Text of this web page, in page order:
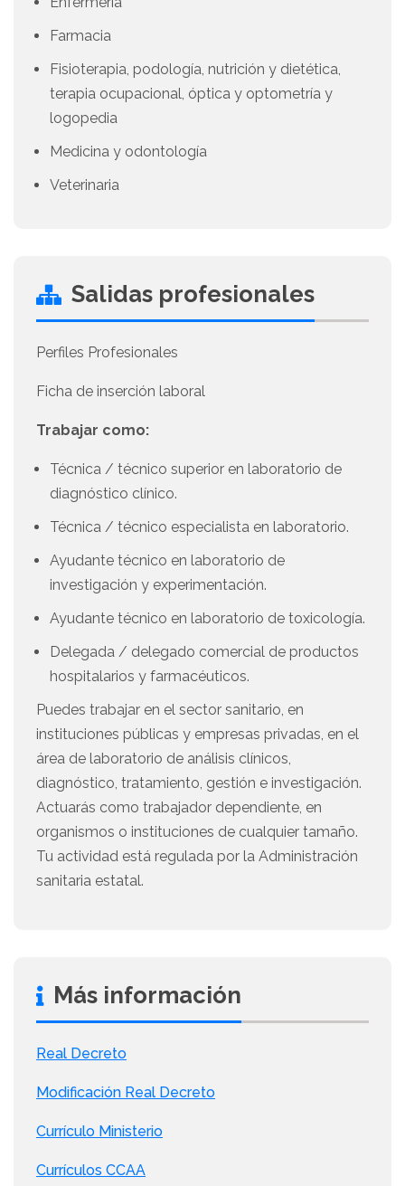
Farmacia
Fisioterapia, podología, nutrición y dietética,
terapia ocupacional, óptica y optometría y
logopedia
Medicina y odontología
Veterinaria
Salidas profesionales
Perfiles Profesionales
Ficha de inserción laboral
Trabajar como:
Técnica / técnico superior en laboratorio de
diagnóstico clínico.
Técnica / técnico especialista en laboratorio.
Ayudante técnico en laboratorio de
investigación y experimentación.
Ayudante técnico en laboratorio de toxicología.
Delegada / delegado comercial de productos
hospitalarios y farmacéuticos.
Puedes trabajar en el sector sanitario, en
instituciones públicas y empresas privadas, en el
área de laboratorio de análisis clínicos,
diagnóstico, tratamiento, gestión e investigación.
Actuarás como trabajador dependiente, en
organismos o instituciones de cualquier tamaño.
Tu actividad está regulada por la Administración
sanitaria estatal.
Más información
Real Decreto
Modificación Real Decreto
Currículo Ministerio
Currículos CCAA